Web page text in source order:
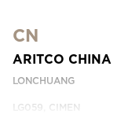
CN
ARITCO CHINA
LONCHUANG
LG059, CIMEN